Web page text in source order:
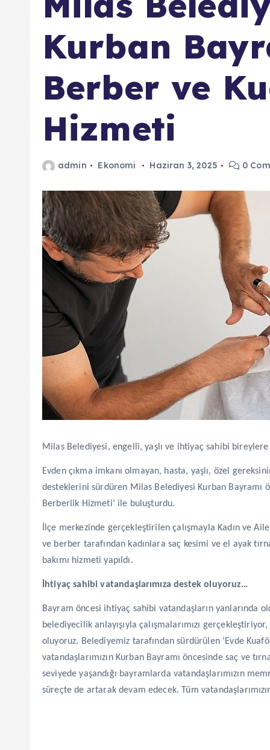
Kurban
Berber ve
Hizmeti
admin Ekonomi Haziran 3, 2025 0
Milas Belediyesi, engelli, yaşlı ve ihtiyaç sahibi
Evden çıkma imkanı olmayan, hasta, yaşlı, özel
desteklerini sürdüren Milas Belediyesi Kurban Bayramı
Berberlik Hizmeti’ ile buluşturdu.
İlçe merkezinde gerçekleştirilen çalışmayla Kadın ve
ve berber tarafından kadınlara saç kesimi ve el ayak
bakımı hizmeti yapıldı.
İhtiyaç sahibi vatandaşlarımıza destek oluyoruz…
Bayram öncesi ihtiyaç sahibi vatandaşların yanlarında
belediyecilik anlayışıyla çalışmalarımızı
oluyoruz. Belediyemiz tarafından sürdürülen ‘Evde
vatandaşlarımızın Kurban Bayramı öncesinde saç ve
seviyede yaşandığı bayramlarda vatandaşlarımızın
süreçte de artarak devam edecek. Tüm